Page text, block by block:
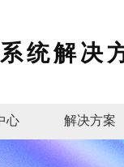
统解决
心 解决方案